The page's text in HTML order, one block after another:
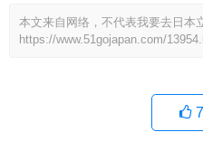
本文来自网络，不代表我要去日本
https://www.51gojapan.com/